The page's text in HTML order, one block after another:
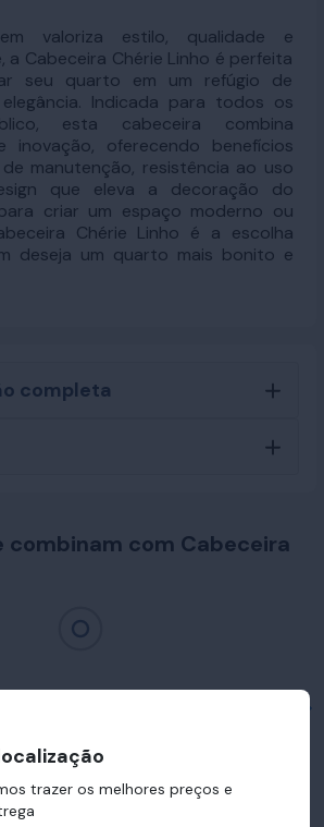
valoriza estilo, qualidade e
a Cabeceira Chérie Linho é perfeita
seu quarto em um refúgio de
Indicada para todos os
esta cabeceira combina
inovação, oferecendo benefícios
manutenção, resistência ao uso
que eleva a decoração do
criar um espaço moderno ou
Chérie Linho é a escolha
deseja um quarto mais bonito e
completa
combinam com Cabeceira
trazer os melhores preços e